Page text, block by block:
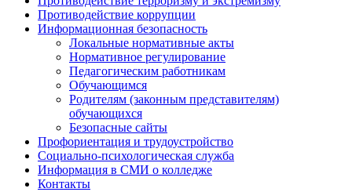
Противодействие коррупции
Информационная безопасность
Локальные нормативные акты
Нормативное регулирование
Педагогическим работникам
Обучающимся
Родителям (законным представителям)
обучающихся
Безопасные сайты
Профориентация и трудоустройство
Социально-психологическая служба
Информация в СМИ о колледже
Контакты